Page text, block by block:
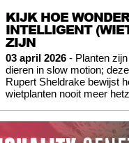
KIJK HOE
INTELLIGENT
ZIJN
03 april 2026 - Planten
dieren in slow motion;
Rupert Sheldrake bewijst
wietplanten nooit meer